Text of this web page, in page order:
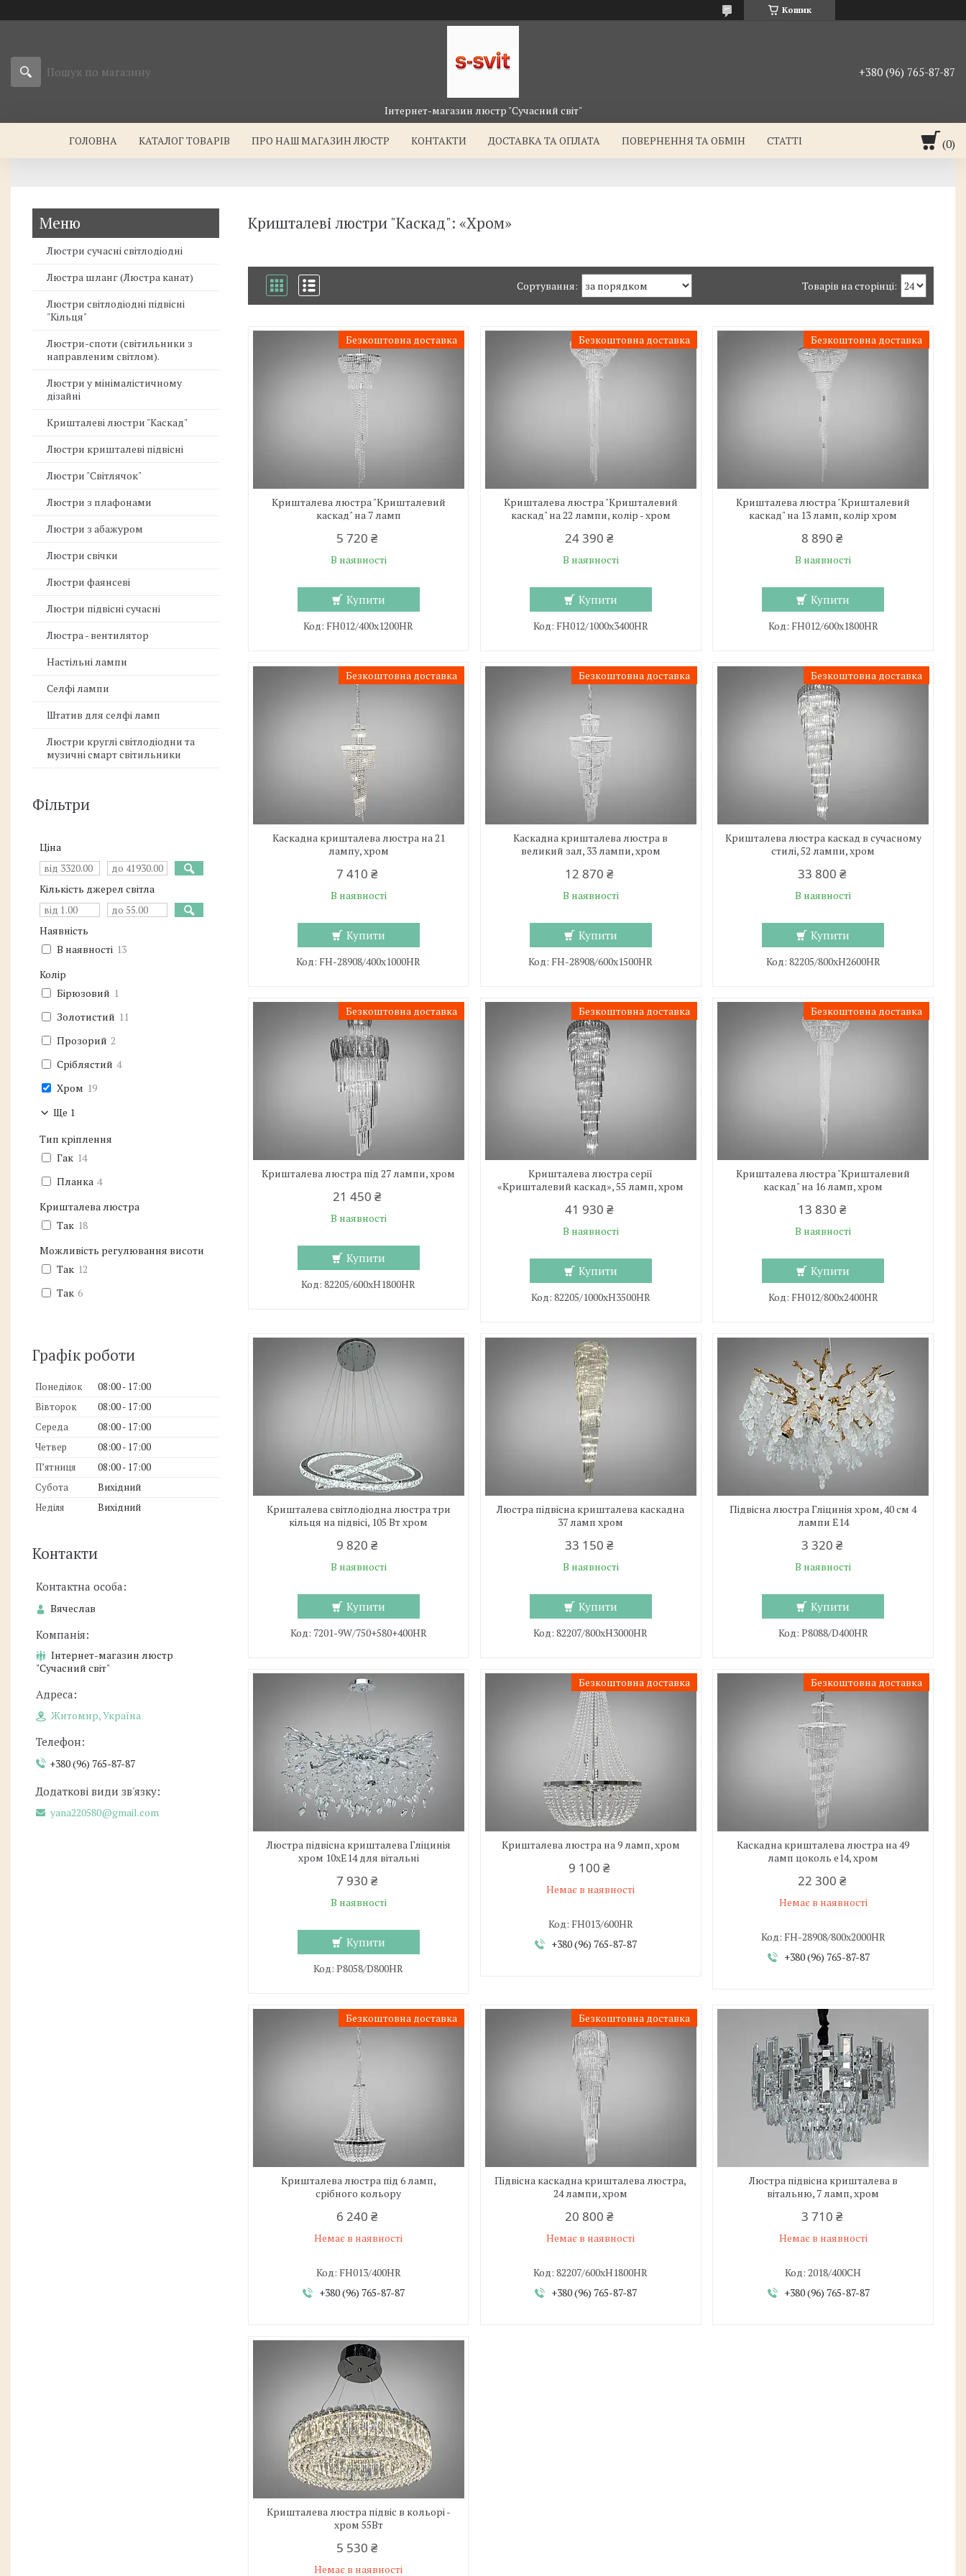
Кошик
Інтернет-магазин люстр "Сучасний світ"
+380 (96) 765-87-87
ГОЛОВНА КАТАЛОГ ТОВАРІВ ПРО НАШ МАГАЗИН ЛЮСТР КОНТАКТИ ДОСТАВКА ТА ОПЛАТА ПОВЕРНЕННЯ ТА ОБМІН СТАТТІ
Кришталеві люстри "Каскад": «Хром»
Безкоштовна доставка
Кришталева люстра "Кришталевий
каскад" на 7 ламп
5 720 ₴
В наявності
Купити
FH012/400x1200HR
Безкоштовна доставка
Кришталева люстра "Кришталевий
каскад" на 22 лампи, колір - хром
24 390 ₴
В наявності
Купити
FH012/1000x3400HR
Безкоштовна доставка
Кришталева люстра "Кришталевий
каскад" на 13 ламп, колір хром
8 890 ₴
В наявності
Купити
FH012/600x1800HR
Безкоштовна доставка
Каскадна кришталева люстра на 21
лампу, хром
7 410 ₴
В наявності
Купити
FH-28908/400x1000HR
Безкоштовна доставка
Каскадна кришталева люстра в
великий зал, 33 лампи, хром
12 870 ₴
В наявності
Купити
FH-28908/600x1500HR
Безкоштовна доставка
Кришталева люстра каскад в сучасному
стилі, 52 лампи, хром
33 800 ₴
В наявності
Купити
82205/800xH2600HR
Безкоштовна доставка
Кришталева люстра під 27 лампи, хром
21 450 ₴
В наявності
Купити
82205/600xH1800HR
Безкоштовна доставка
Кришталева люстра серії
«Кришталевий каскад», 55 ламп, хром
41 930 ₴
В наявності
Купити
82205/1000xH3500HR
Безкоштовна доставка
Кришталева люстра "Кришталевий
каскад" на 16 ламп, хром
13 830 ₴
В наявності
Купити
FH012/800x2400HR
Кришталева світлодіодна люстра три
кільця на підвісі, 105 Вт хром
9 820 ₴
В наявності
Купити
7201-9W/750+580+400HR
Люстра підвісна кришталева каскадна
37 ламп хром
33 150 ₴
В наявності
Купити
82207/800xH3000HR
Підвісна люстра Гліцинія хром, 40 см 4
лампи E14
3 320 ₴
В наявності
Купити
P8088/D400HR
Люстра підвісна кришталева Гліцинія
хром 10xE14 для вітальні
7 930 ₴
В наявності
Купити
P8058/D800HR
Безкоштовна доставка
Кришталева люстра на 9 ламп, хром
9 100 ₴
Немає в наявності
FH013/600HR
+380 (96) 765-87-87
Безкоштовна доставка
Каскадна кришталева люстра на 49
ламп цоколь е14, хром
22 300 ₴
Немає в наявності
FH-28908/800x2000HR
+380 (96) 765-87-87
Безкоштовна доставка
Кришталева люстра під 6 ламп,
срібного кольору
6 240 ₴
Немає в наявності
FH013/400HR
+380 (96) 765-87-87
Безкоштовна доставка
Підвісна каскадна кришталева люстра,
24 лампи, хром
20 800 ₴
Немає в наявності
82207/600xH1800HR
+380 (96) 765-87-87
Люстра підвісна кришталева в
вітальню, 7 ламп, хром
3 710 ₴
Немає в наявності
2018/400CH
+380 (96) 765-87-87
Кришталева люстра підвіс в кольорі -
хром 55Вт
5 530 ₴
Немає в наявності
Люстри сучасні світлодіодні
Люстра шланг (Люстра канат)
Люстри світлодіодні підвісні
"Кільця"
Люстри-споти (світильники з
направленим світлом).
Люстри у мінімалістичному
дізайні
Кришталеві люстри "Каскад"
Люстри кришталеві підвісні
Люстри "Світлячок"
Люстри з плафонами
Люстри з абажуром
Люстри свічки
Люстри фаянсеві
Люстри підвісні сучасні
Люстра - вентилятор
Настільні лампи
Селфі лампи
Штатив для селфі ламп
Люстри круглі світлодіодни та
музичні смарт світильники
Фільтри
Ціна
Кількість джерел світла
Наявність
В наявності 13
Колір
Бірюзовий 1
Золотистий 11
Прозорий 2
Сріблястий 4
Хром 19
Ще 1
Тип кріплення
Гак 14
Планка 4
Кришталева люстра
Так 18
Можливість регулювання висоти
Так 12
Так 6
Графік роботи
Понеділок 08:00
17:00
Вівторок
08:00
17:00
Середа
08:00
17:00
Четвер
08:00
17:00
Пʼятниця
08:00
17:00
Субота
Вихідний
Неділя
Вихідний
Контакти
Вячеслав
Інтернет-магазин люстр
"Сучасний світ"
Житомир, Україна
+380 (96) 765-87-87
yana220580@gmail.com